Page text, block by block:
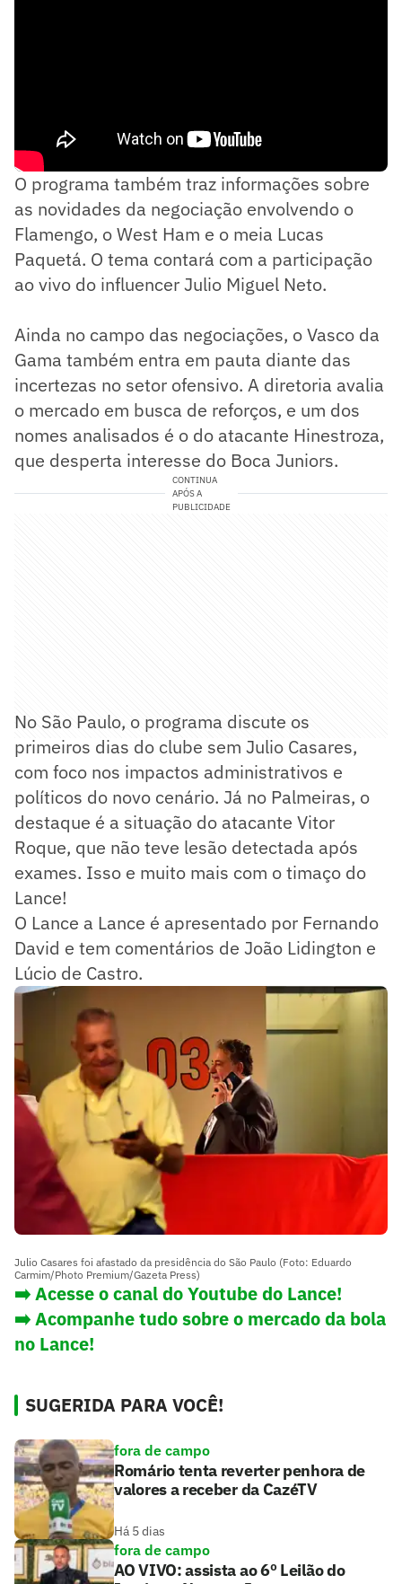
O programa também traz informações sobre
as novidades da negociação envolvendo o
Flamengo, o West Ham e o meia Lucas
Paquetá. O tema contará com a participação
ao vivo do influencer Julio Miguel Neto.
Ainda no campo das negociações, o Vasco da
Gama também entra em pauta diante das
incertezas no setor ofensivo. A diretoria avalia
o mercado em busca de reforços, e um dos
nomes analisados é o do atacante Hinestroza,
que desperta interesse do Boca Juniors.
CONTINUA
APÓS A
PUBLICIDADE
No São Paulo, o programa discute os
primeiros dias do clube sem Julio Casares,
com foco nos impactos administrativos e
políticos do novo cenário. Já no Palmeiras, o
destaque é a situação do atacante Vitor
Roque, que não teve lesão detectada após
exames. Isso e muito mais com o timaço do
Lance!
O Lance a Lance é apresentado por Fernando
David e tem comentários de João Lidington e
Lúcio de Castro.
Julio Casares foi afastado da presidência do São Paulo (Foto: Eduardo
Carmim/Photo Premium/Gazeta Press)
➡️ Acesse o canal do Youtube do Lance!
➡️ Acompanhe tudo sobre o mercado da bola
no Lance!
SUGERIDA PARA VOCÊ!
fora de campo
Romário tenta reverter penhora de
valores a receber da CazéTV
Há 5 dias
fora de campo
AO VIVO: assista ao 6º Leilão do